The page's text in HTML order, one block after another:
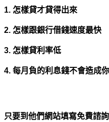
1. 怎樣貸才貸得出來
2. 怎樣跟銀行借錢速度最快
3. 怎樣貸利率低
4. 每月負的利息錢不會造成
只要到他們網站填寫免費諮